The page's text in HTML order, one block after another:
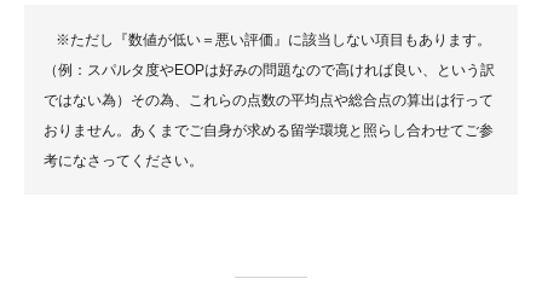
※ただし『数値が低い＝悪い評価』に該当しない項目もあります。
（例：スパルタ度やEOPは好みの問題なので高ければ良い、という訳
ではない為）その為、これらの点数の平均点や総合点の算出は行って
おりません。あくまでご自身が求める留学環境と照らし合わせてご参
考になさってください。